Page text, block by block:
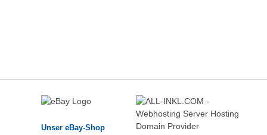
Unser eBay-Shop